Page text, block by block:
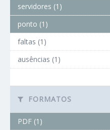
servidores (1)
ponto (1)
faltas (1)
ausências (1)
FORMATOS
PDF (1)